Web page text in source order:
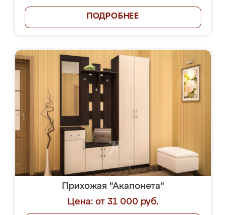
ПОДРОБНЕЕ
Прихожая "Акапонета"
Цена: от 31 000 руб.